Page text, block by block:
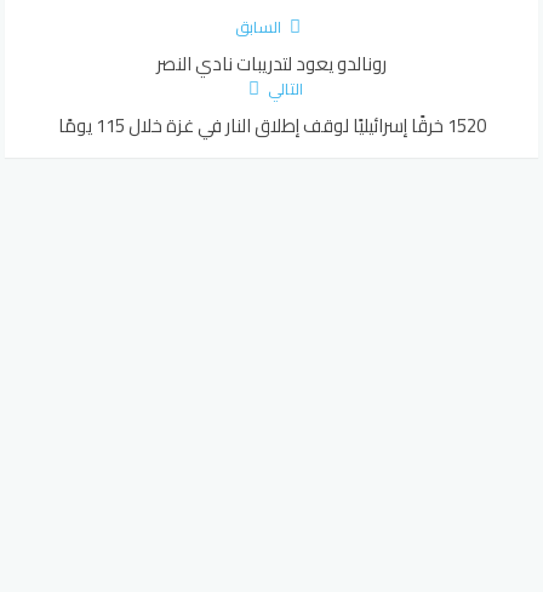
السابق
رونالدو يعود لتدريبات نادي النصر
التالي
1520 خرقًا إسرائيليًا لوقف إطلاق النار في غزة خلال 115 يومًا